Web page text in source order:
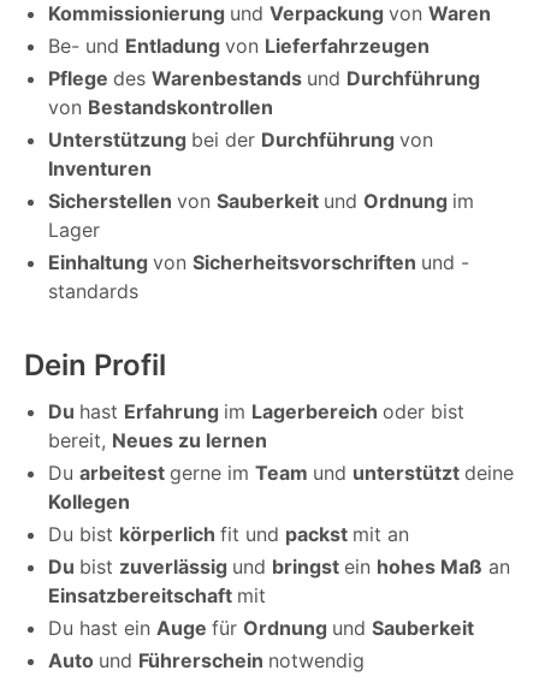
Kommissionierung und Verpackung von Waren
Be- und Entladung von Lieferfahrzeugen
Pflege des Warenbestands und Durchführung
von Bestandskontrollen
Unterstützung bei der Durchführung von
Inventuren
Sicherstellen von Sauberkeit und Ordnung im
Lager
Einhaltung von Sicherheitsvorschriften und -
standards
Dein Profil
Du hast Erfahrung im Lagerbereich oder bist
bereit, Neues zu lernen
Du arbeitest gerne im Team und unterstützt deine
Kollegen
Du bist körperlich fit und packst mit an
Du bist zuverlässig und bringst ein hohes Maß an
Einsatzbereitschaft mit
Du hast ein Auge für Ordnung und Sauberkeit
Auto und Führerschein notwendig